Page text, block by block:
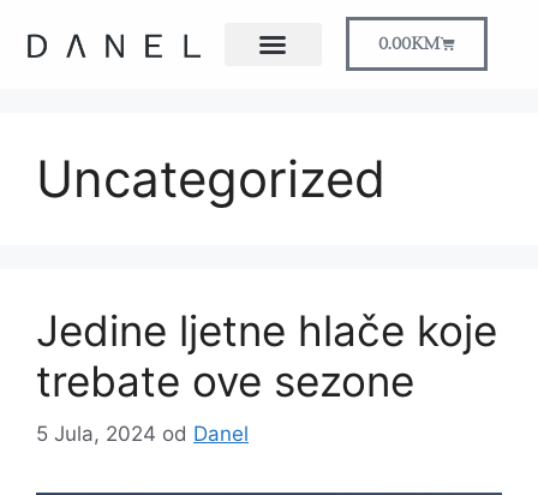
0.00KM
Uncategorized
Jedine ljetne hlače koje
trebate ove sezone
5 Jula, 2024 od Danel